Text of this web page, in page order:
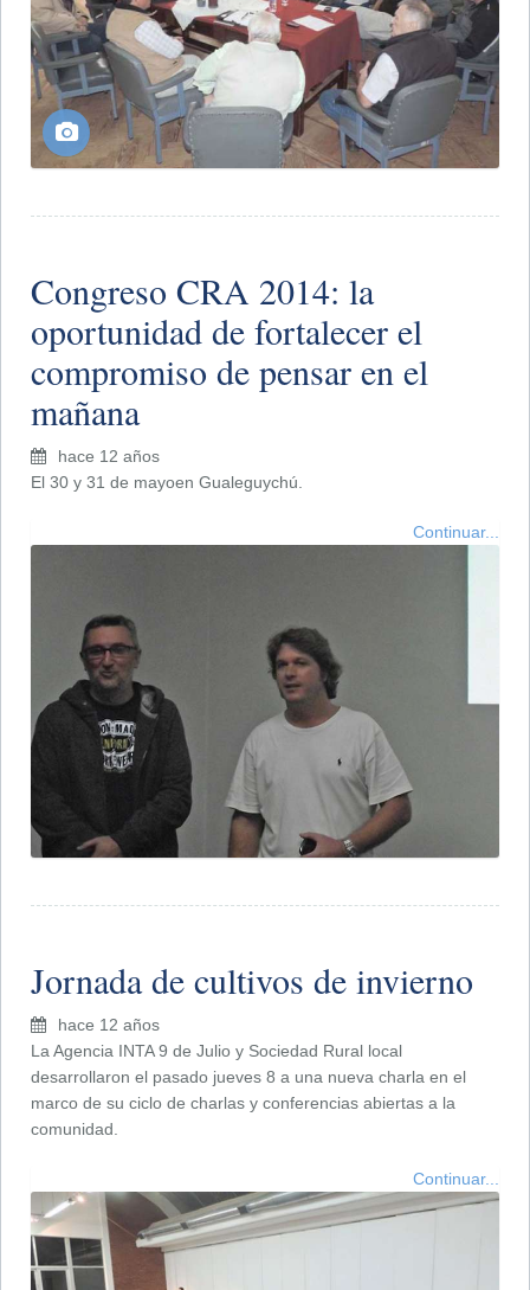
Congreso CRA 2014: la
oportunidad de fortalecer el
compromiso de pensar en el
mañana
hace 12 años
El 30 y 31 de mayoen Gualeguychú.
Continuar...
Jornada de cultivos de invierno
hace 12 años
La Agencia INTA 9 de Julio y Sociedad Rural local
desarrollaron el pasado jueves 8 a una nueva charla en el
marco de su ciclo de charlas y conferencias abiertas a la
comunidad.
Continuar...